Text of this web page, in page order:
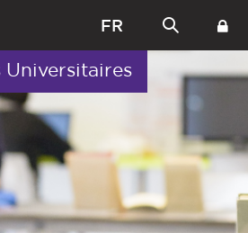
FR